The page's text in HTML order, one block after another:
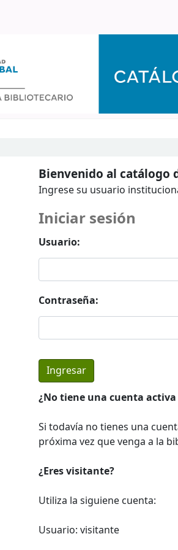
Bienvenido al catálogo
Ingrese su usuario
Iniciar sesión
Usuario:
Contraseña:
¿No tiene una cuenta
Si todavía no tienes una
próxima vez que venga a la
¿Eres visitante?
Utiliza la siguiene cuenta:
Usuario: visitante